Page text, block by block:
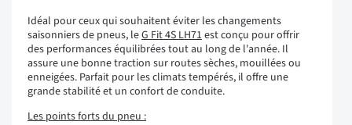
Idéal pour ceux qui souhaitent éviter les changements
saisonniers de pneus, leG Fit 4S LH71est conçu pour offrir
des performances équilibrées tout au long de l'année. Il
assure une bonne traction sur routes sèches, mouillées ou
enneigées. Parfait pour les climats tempérés, il offre une
grande stabilité et un confort de conduite.
Les points forts du pneu :